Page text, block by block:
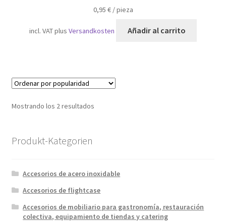
0,95 €/pieza
incl. VATplus Versandkosten Añadir al carrito
Mostrando los 2 resultadosOrdenado
Produkt-Kategorien
Accesorios de acero inoxidable
Accesorios de flightcase
Accesorios de mobiliario para gastronomía, restauración
colectiva, equipamiento de tiendas y catering